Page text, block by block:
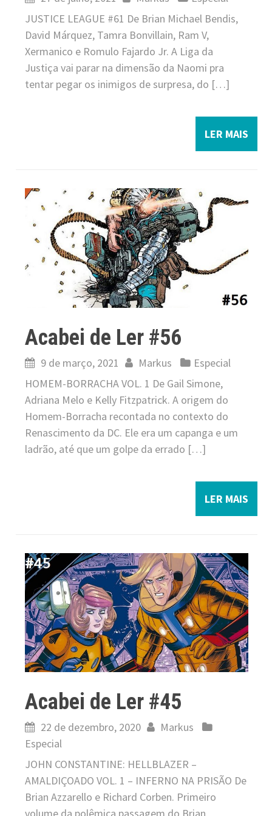
JUSTICE LEAGUE #61 De Brian Michael Bendis,
David Márquez, Tamra Bonvillain, Ram V,
Xermanico e Romulo Fajardo Jr. A Liga da
Justiça vai parar na dimensão da Naomi pra
tentar pegar os inimigos de surpresa, do […]
LER MAIS
Acabei de Ler #56
9 de março, 2021 Markus
Especial
HOMEM-BORRACHA VOL. 1 De Gail Simone,
Adriana Melo e Kelly Fitzpatrick. A origem do
Homem-Borracha recontada no contexto do
Renascimento da DC. Ele era um capanga e um
ladrão, até que um golpe da errado […]
LER MAIS
Acabei de Ler #45
22 de dezembro, 2020
Markus
Especial
JOHN CONSTANTINE: HELLBLAZER –
AMALDIÇOADO VOL. 1 – INFERNO NA PRISÃO De
Brian Azzarello e Richard Corben. Primeiro